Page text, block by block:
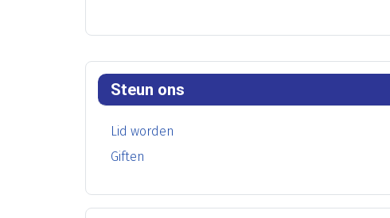
Steun ons
Lid worden
Giften